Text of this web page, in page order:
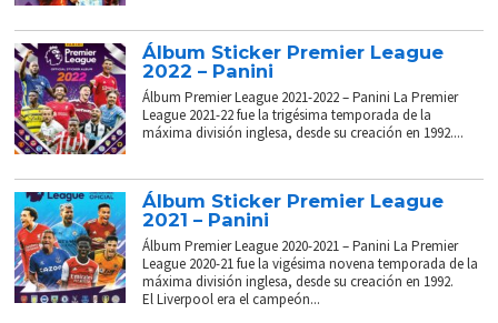
Álbum Sticker Premier League
2022 – Panini
Álbum Premier League 2021-2022 – Panini La Premier
League 2021-22 fue la trigésima temporada de la
máxima división inglesa, desde su creación en 1992....
Álbum Sticker Premier League
2021 – Panini
Álbum Premier League 2020-2021 – Panini La Premier
League 2020-21 fue la vigésima novena temporada de la
máxima división inglesa, desde su creación en 1992.
El Liverpool era el campeón...